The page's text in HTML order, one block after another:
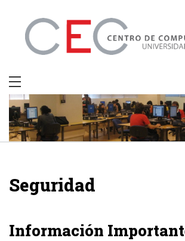
content
CEC
Seguridad
Información